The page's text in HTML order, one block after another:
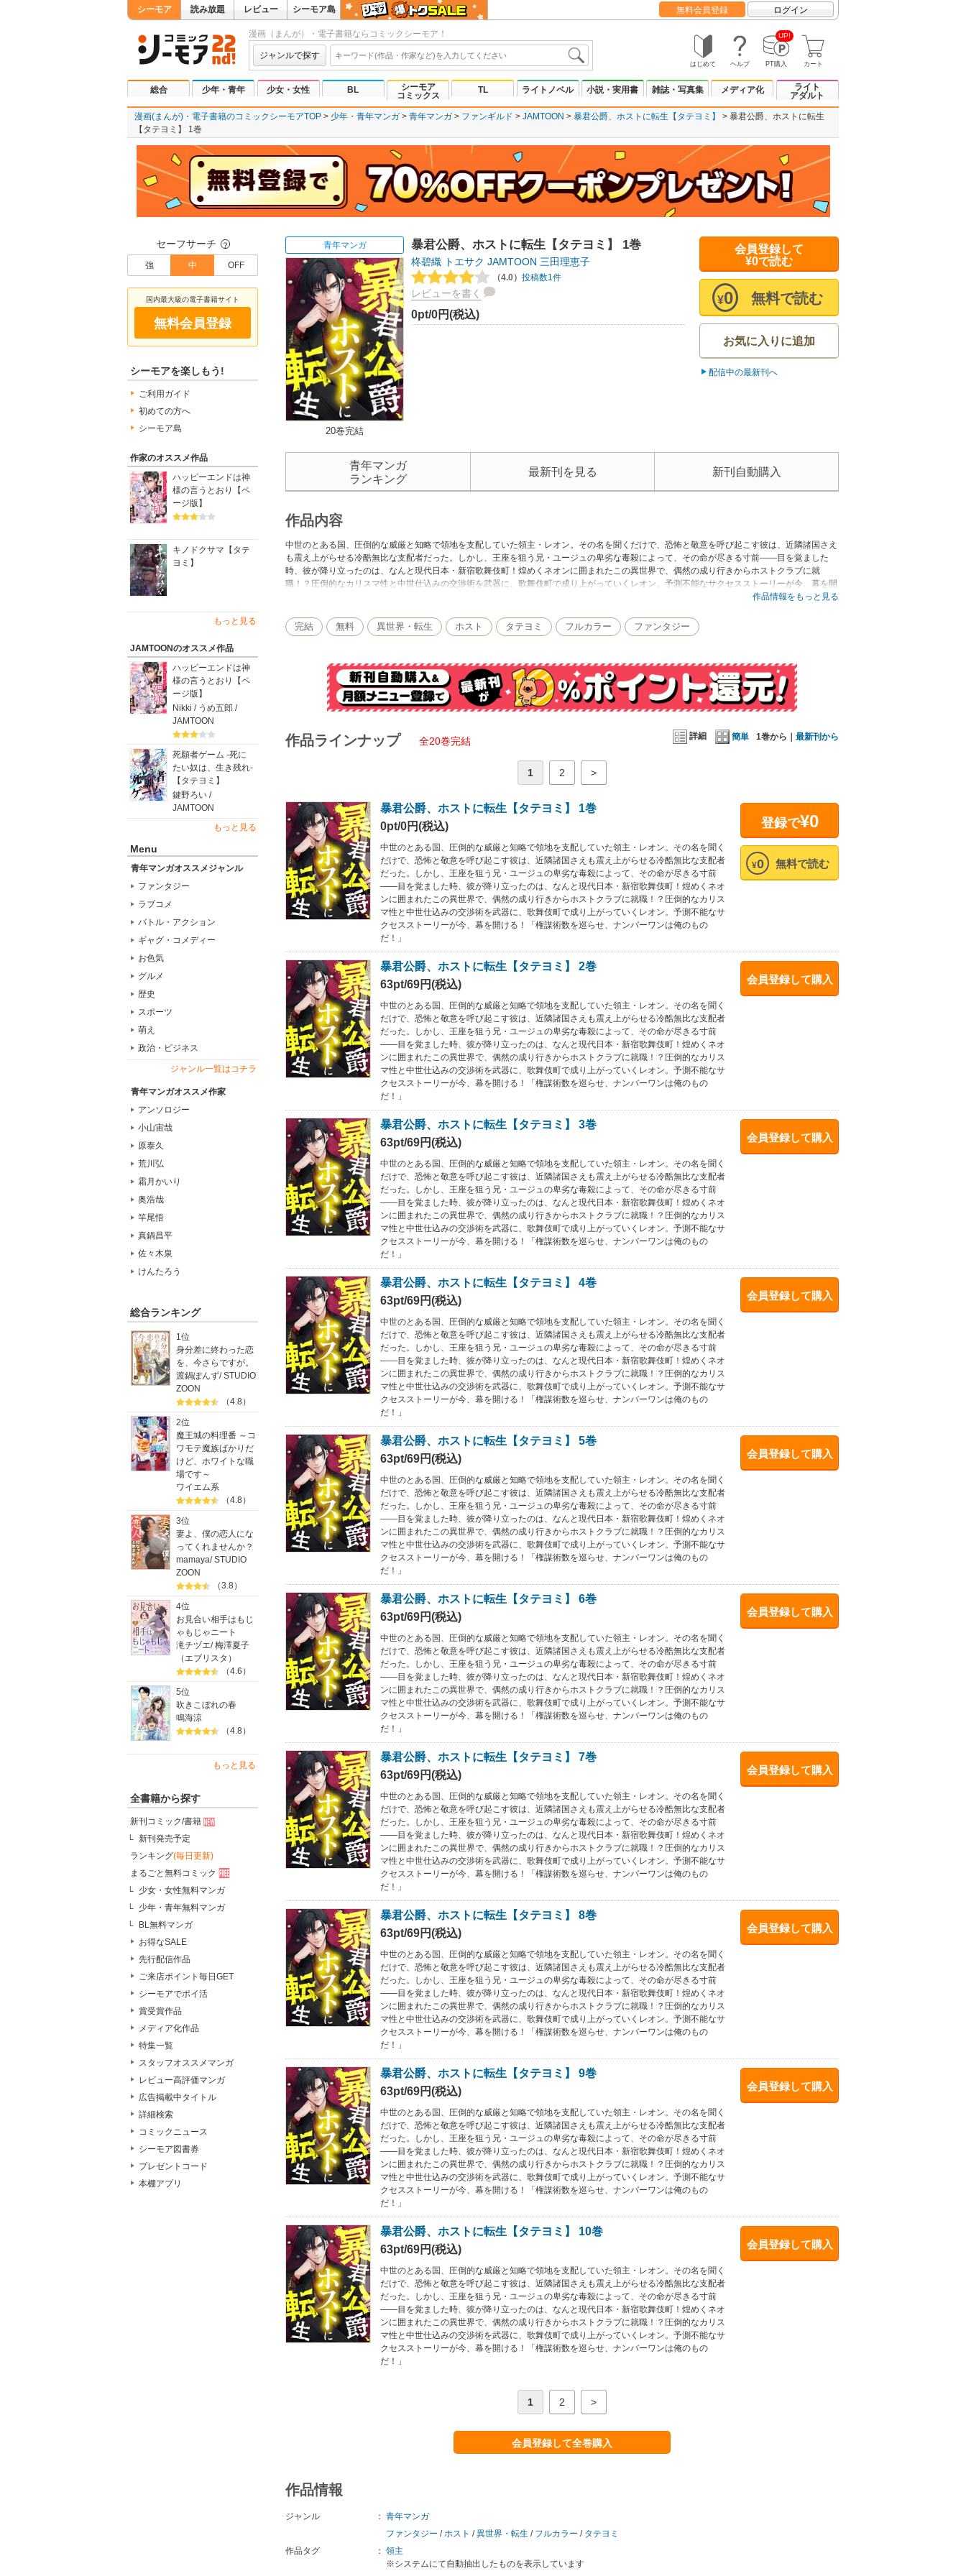
シーモア 読み放題 レビュー シーモア島 無料会員登録 ログイン
漫画（まんが）・電子書籍ならコミックシーモア！
ジャンルで探す
はじめて ヘルプ
UP!
PT購入 カート
総合 少年・青年 少女・女性 BL
シーモア
コミックス
TL ライトノベル 小説・実用書 雑誌・写真集 メディア化
ライト
アダルト
漫画(まんが)・電子書籍のコミックシーモアTOP 少年・青年マンガ 青年マンガ ファンギルド JAMTOON 暴君公爵、ホストに転生【タテヨミ】
暴君公爵、ホストに転生
【タテヨミ】 1巻
セーフサーチ ？
強 中 OFF
国内最大級の電子書籍サイト
無料会員登録
シーモアを楽しもう!
ご利用ガイド
初めての方へ
シーモア島
作家のオススメ作品
ハッピーエンドは神
様の言うとおり【ペ
ージ版】
キノドクサマ【タテ
ヨミ】
もっと見る
JAMTOONのオススメ作品
ハッピーエンドは神
様の言うとおり【ペ
ージ版】
Nikki / うめ五郎 /
JAMTOON
死願者ゲーム -死に
たい奴は、生き残れ-
【タテヨミ】
鍵野ろい /
JAMTOON
もっと見る
Menu
青年マンガオススメジャンル
ファンタジー
ラブコメ
バトル・アクション
ギャグ・コメディー
お色気
グルメ
歴史
スポーツ
萌え
政治・ビジネス
ジャンル一覧はコチラ
青年マンガオススメ作家
アンソロジー
小山宙哉
原泰久
荒川弘
霜月かいり
奥浩哉
竿尾悟
真鍋昌平
佐々木泉
けんたろう
総合ランキング
1位
身分差に終わった恋
を、今さらですが。
渡鍋ぽんず/STUDIO
ZOON
（4.8）
2位
魔王城の料理番 ～コ
ワモテ魔族ばかりだ
けど、ホワイトな職
場です～
ワイエム系
（4.8）
3位
妻よ、僕の恋人にな
ってくれませんか？
mamaya/STUDIO
ZOON
（3.8）
4位
お見合い相手はもじ
ゃもじゃニート
滝チヅエ/梅澤夏子
（エブリスタ）
（4.6）
5位
吹きこぼれの春
鳴海涼
（4.8）
もっと見る
全書籍から探す
新刊コミック/書籍
新刊発売予定
ランキング(毎日更新)
まるごと無料コミック
少女・女性無料マンガ
少年・青年無料マンガ
BL無料マンガ
お得なSALE
先行配信作品
ご来店ポイント毎日GET
シーモアでポイ活
賞受賞作品
メディア化作品
特集一覧
スタッフオススメマンガ
レビュー高評価マンガ
広告掲載中タイトル
詳細検索
コミックニュース
シーモア図書券
プレゼントコード
本棚アプリ
青年マンガ
20巻完結
暴君公爵、ホストに転生【タテヨミ】 1巻
柊碧織 トエサク JAMTOON 三田理恵子
（4.0） 投稿数1件
レビューを書く
0pt/0円(税込)
会員登録して
¥0で読む
無料で読む
¥0
お気に入りに追加
配信中の最新刊へ
青年マンガ
ランキング
最新刊を見る 新刊自動購入
作品内容
中世のとある国、圧倒的な威厳と知略で領地を支配していた領主・レオン。その名を聞くだけで、恐怖と敬意を呼び起こす彼は、近隣諸国さえ
も震え上がらせる冷酷無比な支配者だった。しかし、王座を狙う兄・ユージュの卑劣な毒殺によって、その命が尽きる寸前――目を覚ました
時、彼が降り立ったのは、なんと現代日本・新宿歌舞伎町！煌めくネオンに囲まれたこの異世界で、偶然の成り行きからホストクラブに就
職！？圧倒的なカリスマ性と中世仕込みの交渉術を武器に、歌舞伎町で成り上がっていくレオン。予測不能なサクセスストーリーが今、幕を開
作品情報をもっと見る
完結 無料 異世界・転生 ホスト タテヨミ フルカラー ファンタジー
詳細 簡単 1巻から｜ 最新刊から
作品ラインナップ 全20巻完結
1 2 >
登録で¥0
無料で読む
¥0
暴君公爵、ホストに転生【タテヨミ】 1巻
0pt/0円(税込)
中世のとある国、圧倒的な威厳と知略で領地を支配していた領主・レオン。その名を聞く
だけで、恐怖と敬意を呼び起こす彼は、近隣諸国さえも震え上がらせる冷酷無比な支配者
だった。しかし、王座を狙う兄・ユージュの卑劣な毒殺によって、その命が尽きる寸前
――目を覚ました時、彼が降り立ったのは、なんと現代日本・新宿歌舞伎町！煌めくネオ
ンに囲まれたこの異世界で、偶然の成り行きからホストクラブに就職！？圧倒的なカリス
マ性と中世仕込みの交渉術を武器に、歌舞伎町で成り上がっていくレオン。予測不能なサ
クセスストーリーが今、幕を開ける！「権謀術数を巡らせ、ナンバーワンは俺のもの
だ！」
会員登録して購入
暴君公爵、ホストに転生【タテヨミ】 2巻
63pt/69円(税込)
中世のとある国、圧倒的な威厳と知略で領地を支配していた領主・レオン。その名を聞く
だけで、恐怖と敬意を呼び起こす彼は、近隣諸国さえも震え上がらせる冷酷無比な支配者
だった。しかし、王座を狙う兄・ユージュの卑劣な毒殺によって、その命が尽きる寸前
――目を覚ました時、彼が降り立ったのは、なんと現代日本・新宿歌舞伎町！煌めくネオ
ンに囲まれたこの異世界で、偶然の成り行きからホストクラブに就職！？圧倒的なカリス
マ性と中世仕込みの交渉術を武器に、歌舞伎町で成り上がっていくレオン。予測不能なサ
クセスストーリーが今、幕を開ける！「権謀術数を巡らせ、ナンバーワンは俺のもの
だ！」
会員登録して購入
暴君公爵、ホストに転生【タテヨミ】 3巻
63pt/69円(税込)
中世のとある国、圧倒的な威厳と知略で領地を支配していた領主・レオン。その名を聞く
だけで、恐怖と敬意を呼び起こす彼は、近隣諸国さえも震え上がらせる冷酷無比な支配者
だった。しかし、王座を狙う兄・ユージュの卑劣な毒殺によって、その命が尽きる寸前
――目を覚ました時、彼が降り立ったのは、なんと現代日本・新宿歌舞伎町！煌めくネオ
ンに囲まれたこの異世界で、偶然の成り行きからホストクラブに就職！？圧倒的なカリス
マ性と中世仕込みの交渉術を武器に、歌舞伎町で成り上がっていくレオン。予測不能なサ
クセスストーリーが今、幕を開ける！「権謀術数を巡らせ、ナンバーワンは俺のもの
だ！」
会員登録して購入
暴君公爵、ホストに転生【タテヨミ】 4巻
63pt/69円(税込)
中世のとある国、圧倒的な威厳と知略で領地を支配していた領主・レオン。その名を聞く
だけで、恐怖と敬意を呼び起こす彼は、近隣諸国さえも震え上がらせる冷酷無比な支配者
だった。しかし、王座を狙う兄・ユージュの卑劣な毒殺によって、その命が尽きる寸前
――目を覚ました時、彼が降り立ったのは、なんと現代日本・新宿歌舞伎町！煌めくネオ
ンに囲まれたこの異世界で、偶然の成り行きからホストクラブに就職！？圧倒的なカリス
マ性と中世仕込みの交渉術を武器に、歌舞伎町で成り上がっていくレオン。予測不能なサ
クセスストーリーが今、幕を開ける！「権謀術数を巡らせ、ナンバーワンは俺のもの
だ！」
会員登録して購入
暴君公爵、ホストに転生【タテヨミ】 5巻
63pt/69円(税込)
中世のとある国、圧倒的な威厳と知略で領地を支配していた領主・レオン。その名を聞く
だけで、恐怖と敬意を呼び起こす彼は、近隣諸国さえも震え上がらせる冷酷無比な支配者
だった。しかし、王座を狙う兄・ユージュの卑劣な毒殺によって、その命が尽きる寸前
――目を覚ました時、彼が降り立ったのは、なんと現代日本・新宿歌舞伎町！煌めくネオ
ンに囲まれたこの異世界で、偶然の成り行きからホストクラブに就職！？圧倒的なカリス
マ性と中世仕込みの交渉術を武器に、歌舞伎町で成り上がっていくレオン。予測不能なサ
クセスストーリーが今、幕を開ける！「権謀術数を巡らせ、ナンバーワンは俺のもの
だ！」
会員登録して購入
暴君公爵、ホストに転生【タテヨミ】 6巻
63pt/69円(税込)
中世のとある国、圧倒的な威厳と知略で領地を支配していた領主・レオン。その名を聞く
だけで、恐怖と敬意を呼び起こす彼は、近隣諸国さえも震え上がらせる冷酷無比な支配者
だった。しかし、王座を狙う兄・ユージュの卑劣な毒殺によって、その命が尽きる寸前
――目を覚ました時、彼が降り立ったのは、なんと現代日本・新宿歌舞伎町！煌めくネオ
ンに囲まれたこの異世界で、偶然の成り行きからホストクラブに就職！？圧倒的なカリス
マ性と中世仕込みの交渉術を武器に、歌舞伎町で成り上がっていくレオン。予測不能なサ
クセスストーリーが今、幕を開ける！「権謀術数を巡らせ、ナンバーワンは俺のもの
だ！」
会員登録して購入
暴君公爵、ホストに転生【タテヨミ】 7巻
63pt/69円(税込)
中世のとある国、圧倒的な威厳と知略で領地を支配していた領主・レオン。その名を聞く
だけで、恐怖と敬意を呼び起こす彼は、近隣諸国さえも震え上がらせる冷酷無比な支配者
だった。しかし、王座を狙う兄・ユージュの卑劣な毒殺によって、その命が尽きる寸前
――目を覚ました時、彼が降り立ったのは、なんと現代日本・新宿歌舞伎町！煌めくネオ
ンに囲まれたこの異世界で、偶然の成り行きからホストクラブに就職！？圧倒的なカリス
マ性と中世仕込みの交渉術を武器に、歌舞伎町で成り上がっていくレオン。予測不能なサ
クセスストーリーが今、幕を開ける！「権謀術数を巡らせ、ナンバーワンは俺のもの
だ！」
会員登録して購入
暴君公爵、ホストに転生【タテヨミ】 8巻
63pt/69円(税込)
中世のとある国、圧倒的な威厳と知略で領地を支配していた領主・レオン。その名を聞く
だけで、恐怖と敬意を呼び起こす彼は、近隣諸国さえも震え上がらせる冷酷無比な支配者
だった。しかし、王座を狙う兄・ユージュの卑劣な毒殺によって、その命が尽きる寸前
――目を覚ました時、彼が降り立ったのは、なんと現代日本・新宿歌舞伎町！煌めくネオ
ンに囲まれたこの異世界で、偶然の成り行きからホストクラブに就職！？圧倒的なカリス
マ性と中世仕込みの交渉術を武器に、歌舞伎町で成り上がっていくレオン。予測不能なサ
クセスストーリーが今、幕を開ける！「権謀術数を巡らせ、ナンバーワンは俺のもの
だ！」
会員登録して購入
暴君公爵、ホストに転生【タテヨミ】 9巻
63pt/69円(税込)
中世のとある国、圧倒的な威厳と知略で領地を支配していた領主・レオン。その名を聞く
だけで、恐怖と敬意を呼び起こす彼は、近隣諸国さえも震え上がらせる冷酷無比な支配者
だった。しかし、王座を狙う兄・ユージュの卑劣な毒殺によって、その命が尽きる寸前
――目を覚ました時、彼が降り立ったのは、なんと現代日本・新宿歌舞伎町！煌めくネオ
ンに囲まれたこの異世界で、偶然の成り行きからホストクラブに就職！？圧倒的なカリス
マ性と中世仕込みの交渉術を武器に、歌舞伎町で成り上がっていくレオン。予測不能なサ
クセスストーリーが今、幕を開ける！「権謀術数を巡らせ、ナンバーワンは俺のもの
だ！」
会員登録して購入
暴君公爵、ホストに転生【タテヨミ】 10巻
63pt/69円(税込)
中世のとある国、圧倒的な威厳と知略で領地を支配していた領主・レオン。その名を聞く
だけで、恐怖と敬意を呼び起こす彼は、近隣諸国さえも震え上がらせる冷酷無比な支配者
だった。しかし、王座を狙う兄・ユージュの卑劣な毒殺によって、その命が尽きる寸前
――目を覚ました時、彼が降り立ったのは、なんと現代日本・新宿歌舞伎町！煌めくネオ
ンに囲まれたこの異世界で、偶然の成り行きからホストクラブに就職！？圧倒的なカリス
マ性と中世仕込みの交渉術を武器に、歌舞伎町で成り上がっていくレオン。予測不能なサ
クセスストーリーが今、幕を開ける！「権謀術数を巡らせ、ナンバーワンは俺のもの
だ！」
1 2 >
会員登録して全巻購入
作品情報
ジャンル ： 青年マンガ
ファンタジー /ホスト /異世界・転生 / フルカラー / タテヨミ
作品タグ
： 領主
※システムにて自動抽出したものを表示しています